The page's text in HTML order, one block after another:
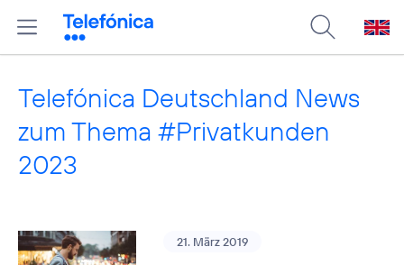
Telefónica Deutschland News
zum Thema #Privatkunden
2023
21. März 2019